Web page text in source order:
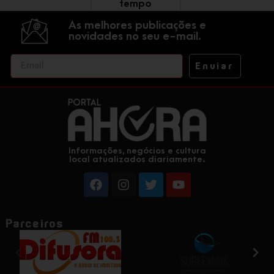
tempo
As melhores publicações e
novidades no seu e-mail.
Enviar
Informações, negócios e cultura
local atualizados diariamente.
Parceiros